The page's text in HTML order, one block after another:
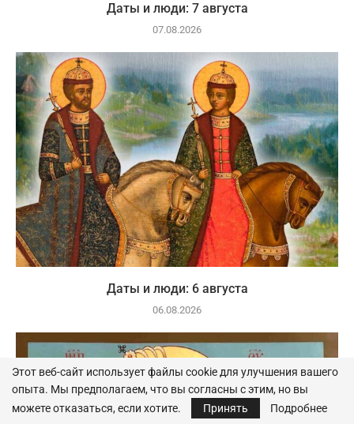
Даты и люди: 7 августа
07.08.2026
Даты и люди: 6 августа
06.08.2026
Этот веб-сайт использует файлы cookie для улучшения вашего
опыта. Мы предполагаем, что вы согласны с этим, но вы
можете отказаться, если хотите.
Принять Подробнее